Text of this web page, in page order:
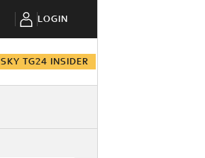
LOGIN
SKY TG24 INSIDER